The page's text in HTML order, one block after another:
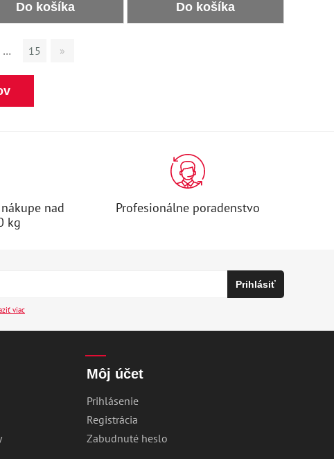
Do košíka Do košíka
… 15 »
nad
kg
Profesionálne poradenstvo
viac
Môj účet
Prihlásenie
Registrácia
Zabudnuté heslo